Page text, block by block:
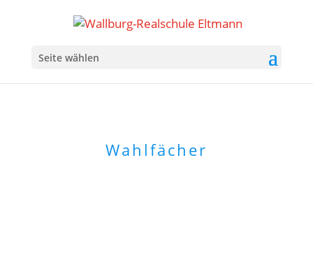
Seite wählen
Wahlfächer